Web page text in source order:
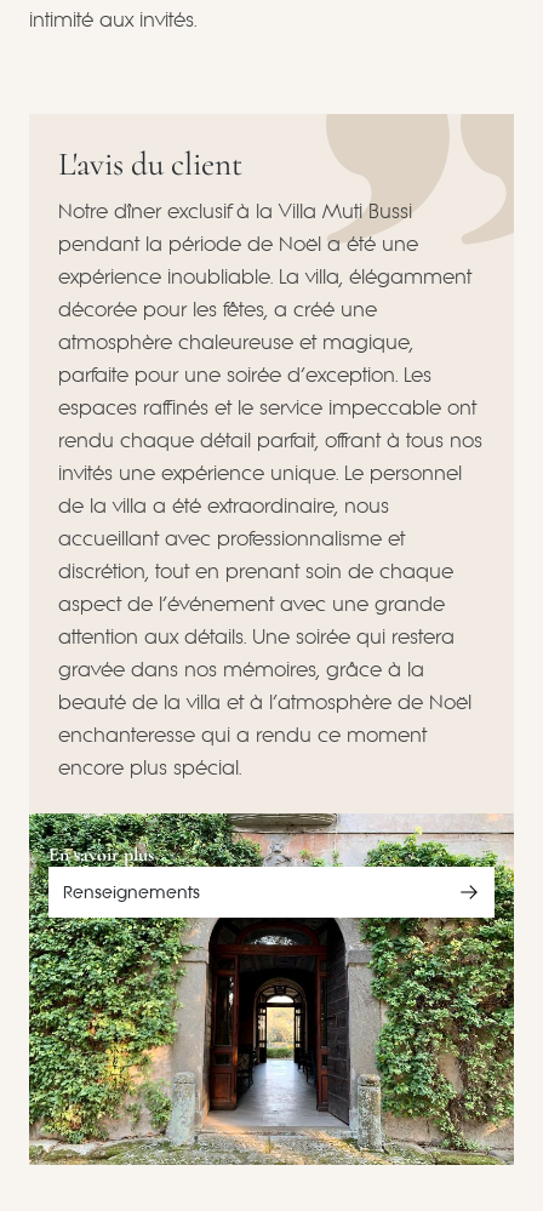
intimité aux invités.
L'avis du client
Notre dîner exclusif à la Villa Muti Bussi
pendant la période de Noël a été une
expérience inoubliable. La villa, élégamment
décorée pour les fêtes, a créé une
atmosphère chaleureuse et magique,
parfaite pour une soirée d’exception. Les
espaces raffinés et le service impeccable ont
rendu chaque détail parfait, offrant à tous nos
invités une expérience unique. Le personnel
de la villa a été extraordinaire, nous
accueillant avec professionnalisme et
discrétion, tout en prenant soin de chaque
aspect de l’événement avec une grande
attention aux détails. Une soirée qui restera
gravée dans nos mémoires, grâce à la
beauté de la villa et à l’atmosphère de Noël
enchanteresse qui a rendu ce moment
encore plus spécial.
En savoir plus
Renseignements